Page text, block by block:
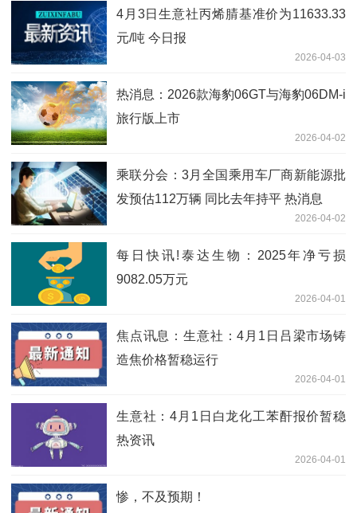
4月3日生意社丙烯腈基准价为11633.33
元/吨 今日报
2026-04-03
热消息：2026款海豹06GT与海豹06DM-i
旅行版上市
2026-04-02
乘联分会：3月全国乘用车厂商新能源批
发预估112万辆 同比去年持平 热消息
2026-04-02
每日快讯!泰达生物：2025年净亏损
9082.05万元
2026-04-01
焦点讯息：生意社：4月1日吕梁市场铸
造焦价格暂稳运行
2026-04-01
生意社：4月1日白龙化工苯酐报价暂稳
热资讯
2026-04-01
惨，不及预期！